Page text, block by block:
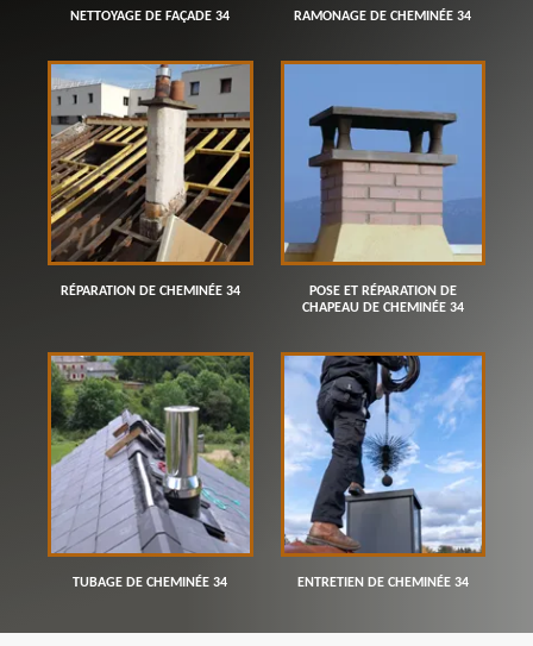
NETTOYAGE DE FAÇADE 34 RAMONAGE DE CHEMINÉE 34
RÉPARATION DE CHEMINÉE 34
POSE ET RÉPARATION DE
CHAPEAU DE CHEMINÉE 34
TUBAGE DE CHEMINÉE 34 ENTRETIEN DE CHEMINÉE 34